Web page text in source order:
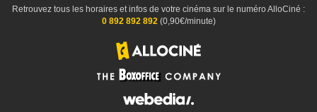
Retrouvez tous les horaires et infos de votre cinéma sur le numéro AlloCiné :
0 892 892 892(0,90€/minute)